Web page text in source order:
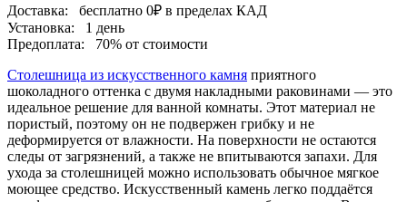
Доставка:
бесплатно 0₽ в пределах КАД
Установка:
1 день
Предоплата:
70% от стоимости
Столешница из искусственного камня приятного
шоколадного оттенка с двумя накладными раковинами — это
идеальное решение для ванной комнаты. Этот материал не
пористый, поэтому он не подвержен грибку и не
деформируется от влажности. На поверхности не остаются
следы от загрязнений, а также не впитываются запахи. Для
ухода за столешницей можно использовать обычное мягкое
моющее средство. Искусственный камень легко поддаётся